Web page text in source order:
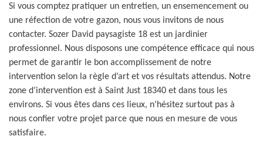
Si vous comptez pratiquer un entretien, un ensemencement ou
une réfection de votre gazon, nous vous invitons de nous
contacter. Sozer David paysagiste 18 est un jardinier
professionnel. Nous disposons une compétence efficace qui nous
permet de garantir le bon accomplissement de notre
intervention selon la règle d’art et vos résultats attendus. Notre
zone d’intervention est à Saint Just 18340 et dans tous les
environs. Si vous êtes dans ces lieux, n’hésitez surtout pas à
nous confier votre projet parce que nous en mesure de vous
satisfaire.